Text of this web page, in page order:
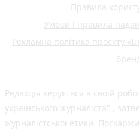
Правила
Умови і правила
Рекламна політика проєкту
Редакція керується в своїй
українського журналіста" ,
журналістської етики.